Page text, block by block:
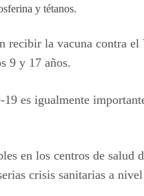
y tétanos.
recibir la vacuna contra
9 y 17 años.
es igualmente
en los centros de
crisis sanitarias a